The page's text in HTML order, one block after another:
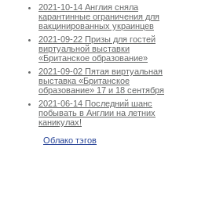
2021-10-14 Англия сняла
карантинные ограничения для
вакцинированных украинцев
2021-09-22 Призы для гостей
виртуальной выставки
«Британское образование»
2021-09-02 Пятая виртуальная
выставка «Британское
образование» 17 и 18 сентября
2021-06-14 Последний шанс
побывать в Англии на летних
каникулах!
Облако тэгов